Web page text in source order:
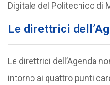
Digitale del Politecnico di
Le direttrici
Le direttrici dell’Agenda
intorno ai quattro punti